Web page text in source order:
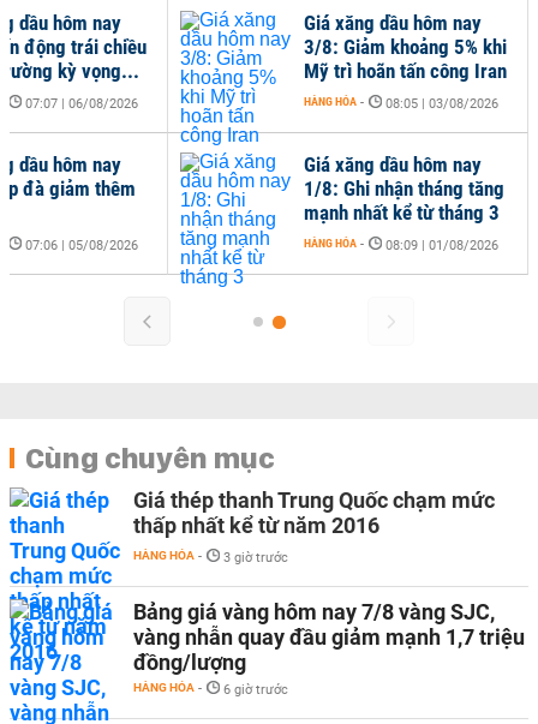
dầu hôm nay
động trái chiều
kỳ vọng...
07:07 | 06/08/2026
dầu hôm nay
đà giảm thêm
07:06 | 05/08/2026
Giá xăng dầu hôm nay
3/8: Giảm khoảng 5% khi
Mỹ trì hoãn tấn công Iran
HÀNG HÓA - 08:05 | 03/08/2026
Giá xăng dầu hôm nay
1/8: Ghi nhận tháng tăng
mạnh nhất kể từ tháng 3
HÀNG HÓA - 08:09 | 01/08/2026
Cùng chuyên mục
Giá thép thanh Trung Quốc chạm mức
thấp nhất kể từ năm 2016
HÀNG HÓA - 3 giờ trước
Bảng giá vàng hôm nay 7/8 vàng SJC,
vàng nhẫn quay đầu giảm mạnh 1,7 triệu
đồng/lượng
HÀNG HÓA - 6 giờ trước